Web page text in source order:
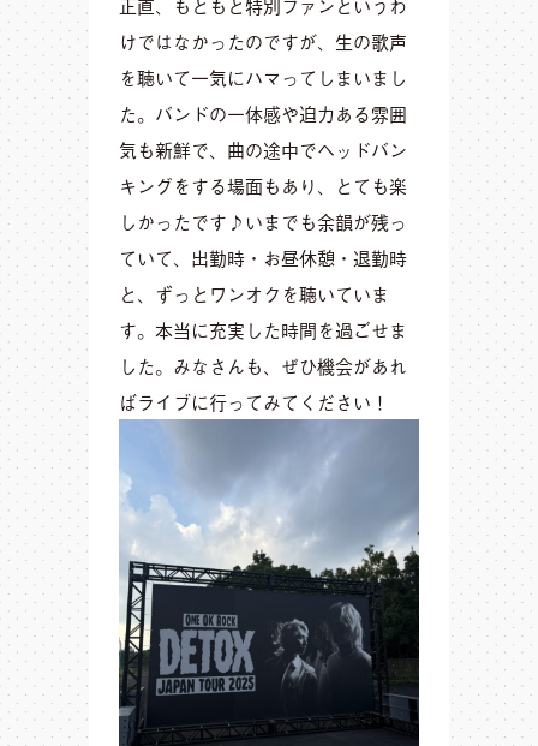
けではなかったのですが、生の歌声
を聴いて一気にハマってしまいまし
た。バンドの一体感や迫力ある雰囲
気も新鮮で、曲の途中でヘッドバン
キングをする場面もあり、とても楽
しかったです♪いまでも余韻が残っ
ていて、出勤時・お昼休憩・退勤時
と、ずっとワンオクを聴いていま
す。本当に充実した時間を過ごせま
した。みなさんも、ぜひ機会があれ
ばライブに行ってみてください！